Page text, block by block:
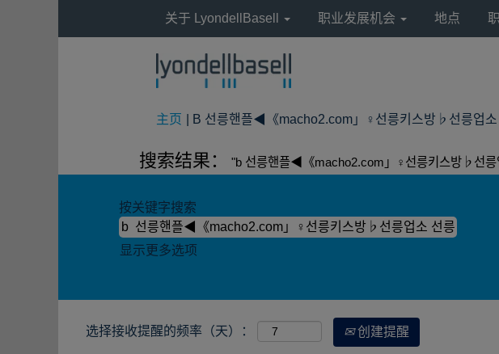
关于 LyondellBasell 职业发展机会 地点
主页 B 선릉핸플◀《macho2.com」♀선릉키스방♭선릉업
搜索结果： "b 선릉핸플◀《macho2.com」♀선릉키스방♭선릉
按关键字搜索
显示更多选项
选择接收提醒的频率（天）： 创建提醒